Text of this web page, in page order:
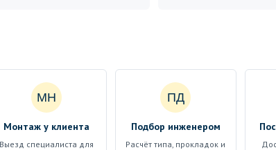
МН
Монтаж у клиента
Выезд специалиста для
ПД
Подбор инженером
Расчёт типа, прокладок и